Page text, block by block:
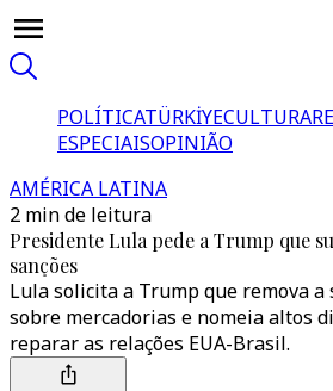
POLÍTICATÜRKİYECULTURA
ESPECIAISOPINIÃO
AMÉRICA LATINA
2 min de leitura
Presidente Lula pede a Trump que
sanções
Lula solicita a Trump que remova a
sobre mercadorias e nomeia altos
reparar as relações EUA-Brasil.